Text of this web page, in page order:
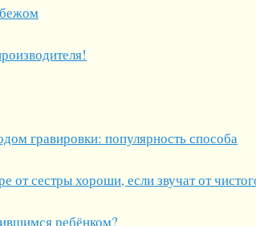
гравировки: популярность способа
от сестры хороши, если звучат от
ребёнком?